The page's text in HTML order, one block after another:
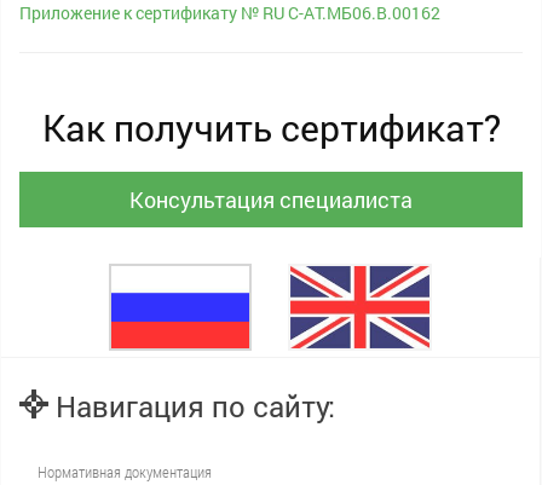
Приложение к сертификату № RU С-AT.МБ06.B.00162
Как получить сертификат?
Консультация специалиста
Навигация по сайту:
Нормативная документация